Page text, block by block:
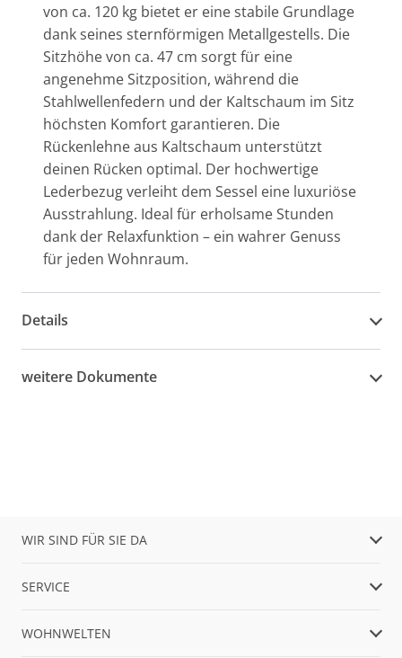
von ca. 120 kg bietet er eine stabile Grundlage
dank seines sternförmigen Metallgestells. Die
Sitzhöhe von ca. 47 cm sorgt für eine
angenehme Sitzposition, während die
Stahlwellenfedern und der Kaltschaum im Sitz
höchsten Komfort garantieren. Die
Rückenlehne aus Kaltschaum unterstützt
deinen Rücken optimal. Der hochwertige
Lederbezug verleiht dem Sessel eine luxuriöse
Ausstrahlung. Ideal für erholsame Stunden
dank der Relaxfunktion – ein wahrer Genuss
für jeden Wohnraum.
Details
weitere Dokumente
WIR SIND FÜR SIE DA
SERVICE
WOHNWELTEN